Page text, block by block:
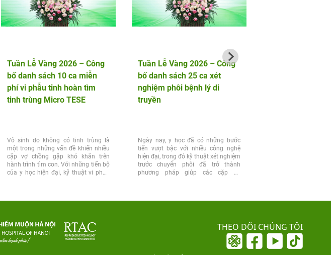
Tuần Lễ Vàng 2026 – Công
bố danh sách 10 ca miễn
phí vi phẫu tinh hoàn tìm
tinh trùng Micro TESE
Vô sinh do không có tinh trùng là
một trong những vấn đề khiến nhiều
cặp vợ chồng gặp khó khăn trên
hành trình tìm con. Với những tiến bộ
của y học hiện đại, kỹ thuật vi phẫu
Tuần Lễ Vàng 2026 – Công
bố danh sách 25 ca xét
nghiệm phôi bệnh lý di
truyền
Ngày nay, y học đã có những bước
tiến vượt bậc với nhiều công nghệ
hiện đại, trong đó kỹ thuật xét nghiệm
trước chuyển phôi đã trở thành
phương pháp giúp các cặp vợ
THEO DÕI CHÚNG TÔI